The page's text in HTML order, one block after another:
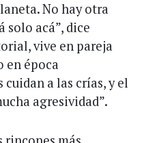
No hay otra
solo acá”, dice
vive en pareja
en época
a las crías, y el
agresividad”.